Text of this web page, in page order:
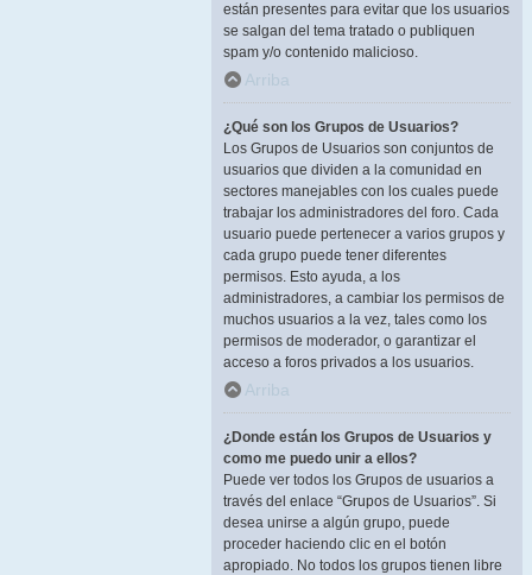
están presentes para evitar que los usuarios
se salgan del tema tratado o publiquen
spam y/o contenido malicioso.
Arriba
¿Qué son los Grupos de Usuarios?
Los Grupos de Usuarios son conjuntos de
usuarios que dividen a la comunidad en
sectores manejables con los cuales puede
trabajar los administradores del foro. Cada
usuario puede pertenecer a varios grupos y
cada grupo puede tener diferentes
permisos. Esto ayuda, a los
administradores, a cambiar los permisos de
muchos usuarios a la vez, tales como los
permisos de moderador, o garantizar el
acceso a foros privados a los usuarios.
Arriba
¿Donde están los Grupos de Usuarios y
como me puedo unir a ellos?
Puede ver todos los Grupos de usuarios a
través del enlace “Grupos de Usuarios”. Si
desea unirse a algún grupo, puede
proceder haciendo clic en el botón
apropiado. No todos los grupos tienen libre